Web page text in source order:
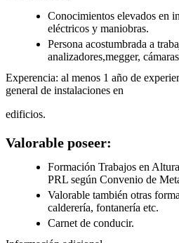
Conocimientos elevados en
eléctricos y maniobras.
Persona acostumbrada a
analizadores,megger,
Experencia: al menos 1 año de
general de instalaciones en
edificios.
Valorable poseer:
Formación Trabajos en
PRL según Convenio de
Valorable también otras
calderería, fontanería etc.
Carnet de conducir.